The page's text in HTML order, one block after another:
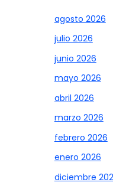
agosto 2026
julio 2026
junio 2026
mayo 2026
abril 2026
marzo 2026
febrero 2026
enero 2026
diciembre